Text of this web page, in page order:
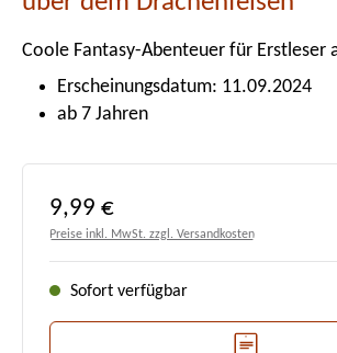
Coole Fantasy-Abenteuer für Erstleser
Erscheinungsdatum: 11.09.2024
ab 7 Jahren
Regulärer Preis:
9,99 €
Preise inkl. MwSt. zzgl. Versandkosten
Sofort verfügbar